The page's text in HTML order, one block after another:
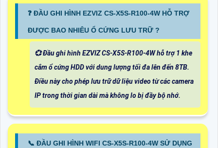
️❓ ĐẦU GHI HÌNH EZVIZ CS-X5S-R100-4W HỖ TRỢ
ĐƯỢC BAO NHIÊU Ổ CỨNG LƯU TRỮ ?
💞 Đầu ghi hình EZVIZ CS-X5S-R100-4W hỗ trợ 1 khe
cắm ổ cứng HDD với dung lượng tối đa lên đến 8TB.
Điều này cho phép lưu trữ dữ liệu video từ các camera
IP trong thời gian dài mà không lo bị đầy bộ nhớ.
📞 ĐẦU GHI HÌNH WIFI CS-X5S-R100-4W SỬ DỤNG